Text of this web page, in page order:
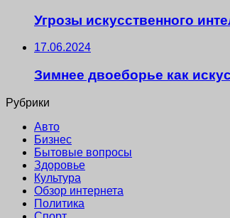
Угрозы искусственного
17.06.2024
Зимнее двоеборье как
Рубрики
Авто
Бизнес
Бытовые вопросы
Здоровье
Культура
Обзор интернета
Политика